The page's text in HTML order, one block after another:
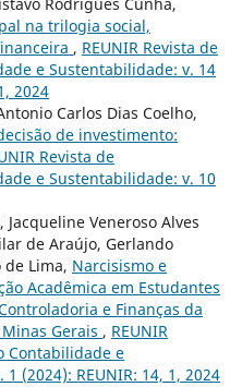
na trilogia social,
, REUNIR Revista de
e Sustentabilidade: v. 14
2024
Carlos Dias Coelho,
de investimento:
Revista de
e Sustentabilidade: v. 10
Veneroso Alves
de Araújo, Gerlando
de Lima, Narcisismo e
Acadêmica em Estudantes
e Finanças da
Gerais , REUNIR
Contabilidade e
(2024): REUNIR: 14, 1, 2024